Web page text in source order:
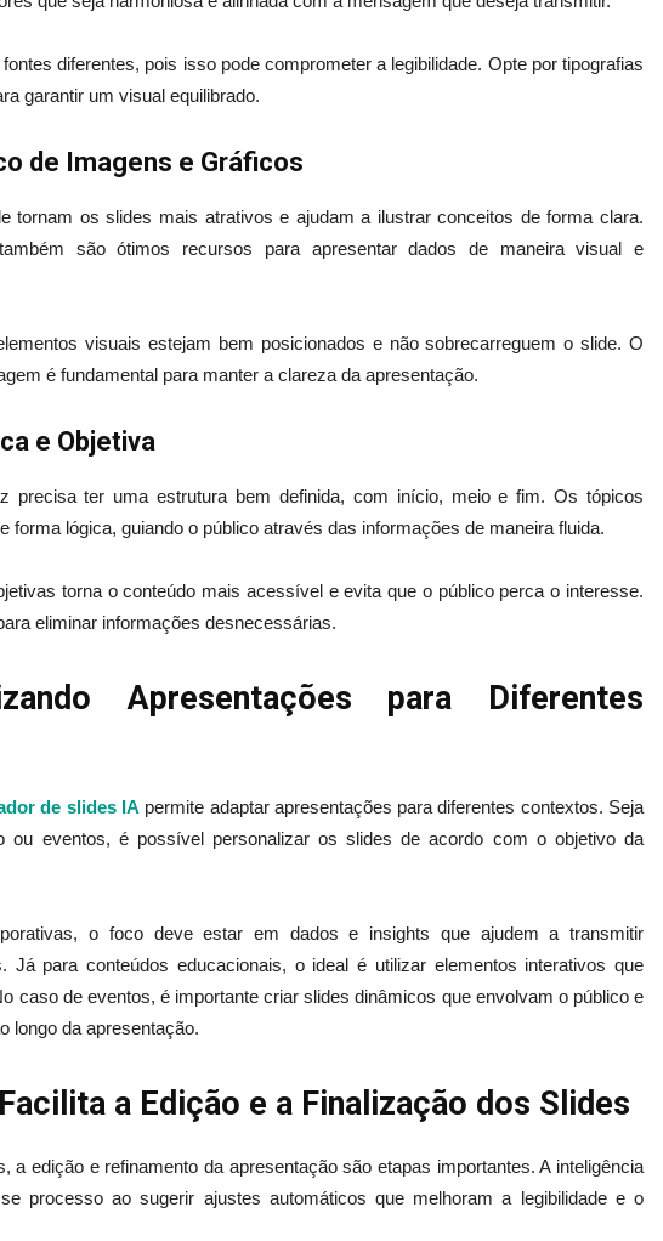
diferentes, pois isso pode comprometer a legibilidade. Opte por tipografias
garantir um visual equilibrado.
de Imagens e Gráficos
tornam os slides mais atrativos e ajudam a ilustrar conceitos de forma clara.
são ótimos recursos para apresentar dados de maneira visual e
visuais estejam bem posicionados e não sobrecarreguem o slide. O
é fundamental para manter a clareza da apresentação.
e Objetiva
precisa ter uma estrutura bem definida, com início, meio e fim. Os tópicos
forma lógica, guiando o público através das informações de maneira fluida.
torna o conteúdo mais acessível e evita que o público perca o interesse.
eliminar informações desnecessárias.
Apresentações para Diferentes
de slides IA permite adaptar apresentações para diferentes contextos. Seja
ou eventos, é possível personalizar os slides de acordo com o objetivo da
o foco deve estar em dados e insights que ajudem a transmitir
Já para conteúdos educacionais, o ideal é utilizar elementos interativos que
caso de eventos, é importante criar slides dinâmicos que envolvam o público e
longo da apresentação.
a Edição e a Finalização dos Slides
a edição e refinamento da apresentação são etapas importantes. A inteligência
processo ao sugerir ajustes automáticos que melhoram a legibilidade e o